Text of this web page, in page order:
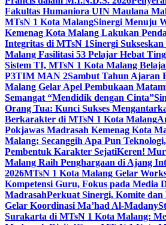
Fakultas Humaniora UIN Maulana
MTsN 1 Kota MalangSinergi Menuju
Kemenag Kota Malang Lakukan
Integritas di MTsN 1Sinergi
Malang Fasilitasi 53 Pelajar Hebat
Sistem TI, MTsN 1 Kota Malang
P3TIM MAN 2Sambut Tahun Ajaran
Malang Gelar Apel Pembukaan
Semangat “Mendidik dengan Cinta”
Orang Tua: Kunci Sukses
Berkarakter di MTsN 1 Kota Malang
Pokjawas Madrasah Kemenag Kota
Malang: Secanggih Apa Pun
Pembentuk Karakter SejatiKeren!
Malang Raih Penghargaan di Ajang
2026MTsN 1 Kota Malang Gelar
Kompetensi Guru, Fokus pada Media
MadrasahPerkuat Sinergi, Komite
Gelar Koordinasi Ma’had Al-Madany
Surakarta di MTsN 1 Kota Malang: